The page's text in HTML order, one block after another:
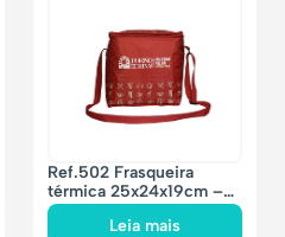
Ref.502 Frasqueira
térmica 25x24x19cm –
13 litros
Leia mais